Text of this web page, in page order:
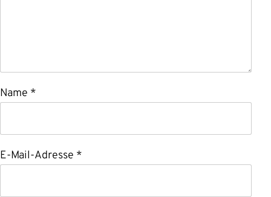
Name *
E-Mail-Adresse *